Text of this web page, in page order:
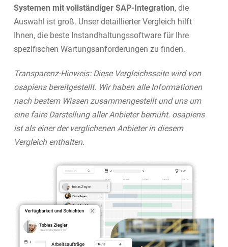
Systemen mit vollständiger SAP-Integration, die
Auswahl ist groß. Unser detaillierter Vergleich hilft
Ihnen, die beste Instandhaltungssoftware für Ihre
spezifischen Wartungsanforderungen zu finden.
Transparenz-Hinweis: Diese Vergleichsseite wird von
osapiens bereitgestellt. Wir haben alle Informationen
nach bestem Wissen zusammengestellt und uns um
eine faire Darstellung aller Anbieter bemüht. osapiens
ist als einer der verglichenen Anbieter in diesem
Vergleich enthalten.